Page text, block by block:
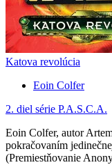
Katova revolúcia
Eoin Colfer
2. diel série P.A.S.C.A.
Eoin Colfer, autor
pokračovaním
(Premiestňovanie